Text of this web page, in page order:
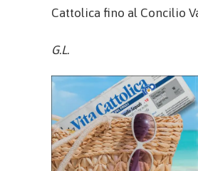
Cattolica fino al Concilio
G.L.